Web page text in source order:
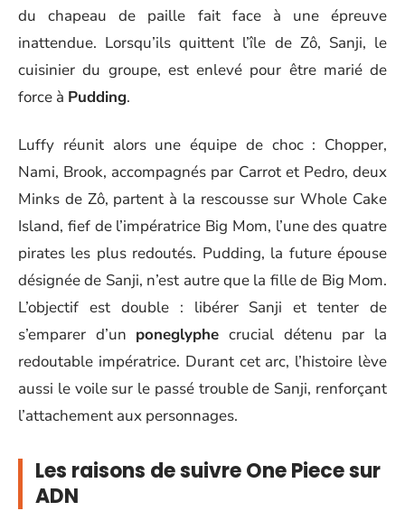
du chapeau de paille fait face à une épreuve
inattendue. Lorsqu’ils quittent l’île de Zô, Sanji, le
cuisinier du groupe, est enlevé pour être marié de
force à Pudding.
Luffy réunit alors une équipe de choc : Chopper,
Nami, Brook, accompagnés par Carrot et Pedro, deux
Minks de Zô, partent à la rescousse sur Whole Cake
Island, fief de l’impératrice Big Mom, l’une des quatre
pirates les plus redoutés. Pudding, la future épouse
désignée de Sanji, n’est autre que la fille de Big Mom.
L’objectif est double : libérer Sanji et tenter de
s’emparer d’un poneglyphe crucial détenu par la
redoutable impératrice. Durant cet arc, l’histoire lève
aussi le voile sur le passé trouble de Sanji, renforçant
l’attachement aux personnages.
Les raisons de suivre One Piece sur
ADN